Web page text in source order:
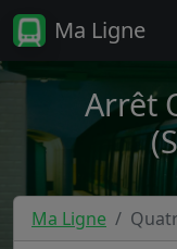
Ma Ligne
Arrêt
Ma Ligne